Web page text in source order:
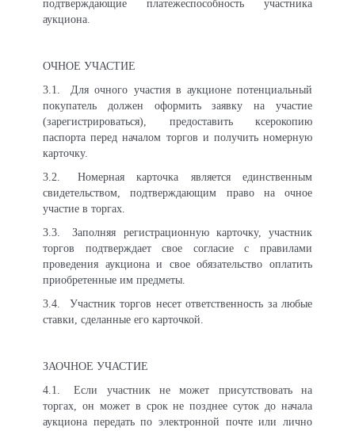
подтверждающие платежеспособность участника
аукциона.
ОЧНОЕ УЧАСТИЕ
3.1.
Для очного участия в аукционе потенциальный
покупатель должен оформить заявку на участие
(зарегистрироваться), предоставить ксерокопию
паспорта перед началом торгов и получить номерную
карточку.
3.2.
Номерная карточка является единственным
свидетельством, подтверждающим право на очное
участие в торгах.
3.3.
Заполняя регистрационную карточку, участник
торгов подтверждает свое согласие с правилами
проведения аукциона и свое обязательство оплатить
приобретенные им предметы.
3.4.
Участник торгов несет ответственность за любые
ставки, сделанные его карточкой.
ЗАОЧНОЕ УЧАСТИЕ
4.1.
Если участник не может присутствовать на
торгах, он может в срок не позднее суток до начала
аукциона передать по электронной почте или лично